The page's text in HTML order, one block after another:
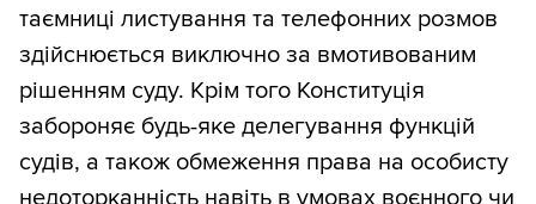
таємниці листування та телефонних розмов
здійснюється виключно за вмотивованим
рішенням суду. Крім того Конституція
забороняє будь-яке делегування функцій
судів, а також обмеження права на особисту
недоторканність навіть в умовах воєнного чи